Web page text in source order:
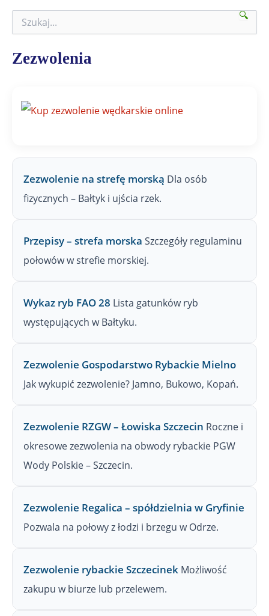
k
a
🔍
Zezwolenia
Zezwolenie na strefę morską Dla osób
fizycznych – Bałtyk i ujścia rzek.
Przepisy – strefa morska Szczegóły regulaminu
połowów w strefie morskiej.
Wykaz ryb FAO 28 Lista gatunków ryb
występujących w Bałtyku.
Zezwolenie Gospodarstwo Rybackie Mielno
Jak wykupić zezwolenie? Jamno, Bukowo, Kopań.
Zezwolenie RZGW – Łowiska Szczecin Roczne i
okresowe zezwolenia na obwody rybackie PGW
Wody Polskie – Szczecin.
Zezwolenie Regalica – spółdzielnia w Gryfinie
Pozwala na połowy z łodzi i brzegu w Odrze.
Zezwolenie rybackie Szczecinek Możliwość
zakupu w biurze lub przelewem.